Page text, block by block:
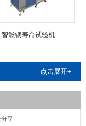
智能锁寿命试验机
点击展开+
分享